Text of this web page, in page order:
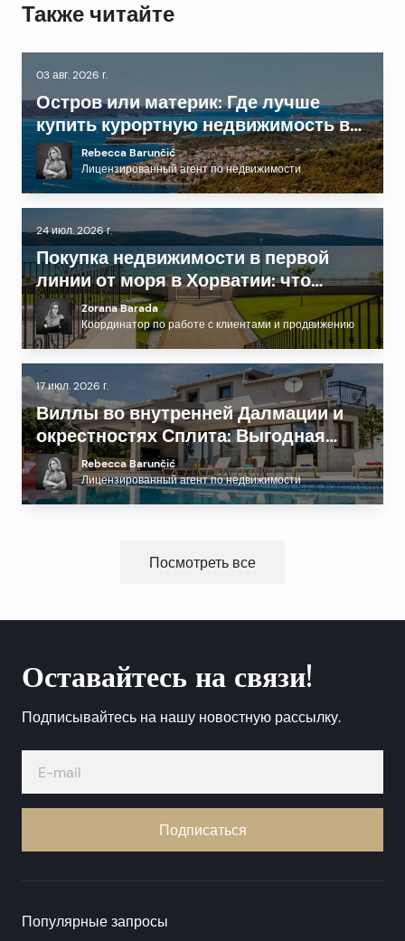
Также читайте
03 авг. 2026 г.
Остров или материк: Где лучше
купить курортную недвижимость в
Далмации?
Rebecca Barunčić
Лицензированный агент по недвижимости
24 июл. 2026 г.
Покупка недвижимости в первой
линии от моря в Хорватии: что
нужно знать перед инвестированием
Zorana Barada
Координатор по работе с клиентами и продвижению
17 июл. 2026 г.
Виллы во внутренней Далмации и
окрестностях Сплита: Выгодная
альтернатива побережью?
Rebecca Barunčić
Лицензированный агент по недвижимости
Посмотреть все
Оставайтесь на связи!
Подписывайтесь на нашу новостную рассылку.
Подписаться
Популярные запросы